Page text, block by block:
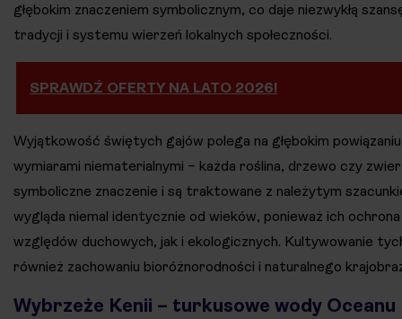
głębokim znaczeniem symbolicznym, co daje niezwykłą
tradycji i systemu wierzeń lokalnych społeczności.
SPRAWDŹ OFERTY NA LATO 2026!
Wyjątkowość świętych gajów polega na głębokim
wymiarami niematerialnymi – każda roślina, drzewo czy
symboliczne znaczenie i są traktowane z należytym
wygląda niemal identycznie od wieków, ponieważ ich
względów duchowych, jak i ekologicznych. Kultywowanie
również zachowaniu bioróżnorodności i naturalnego
Wybrzeże Kenii – turkusowe wody